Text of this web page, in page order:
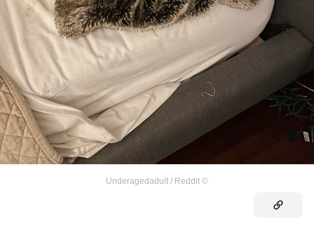
©
Underagedadult / Reddit